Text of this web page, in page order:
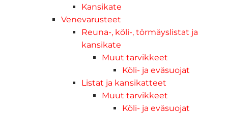
Kansikate
Venevarusteet
Reuna-, köli-, törmäyslistat ja
kansikate
Muut tarvikkeet
Köli- ja eväsuojat
Listat ja kansikatteet
Muut tarvikkeet
Köli- ja eväsuojat